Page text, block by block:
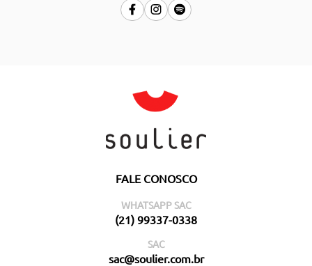
FALE CONOSCO
WHATSAPP SAC
(21) 99337-0338
SAC
sac@soulier.com.br